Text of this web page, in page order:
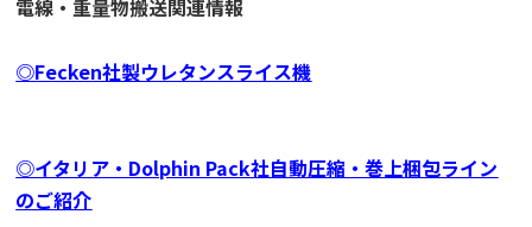
電線・重量物搬送関連情報
◎Fecken社製ウレタンスライス機
◎イタリア・Dolphin Pack社自動圧縮・巻上梱包ライン
のご紹介